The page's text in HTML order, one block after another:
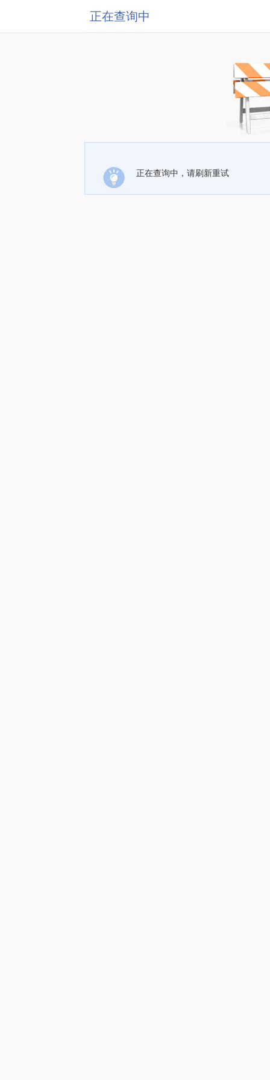
正在查询中
正在查询中，请刷新重试